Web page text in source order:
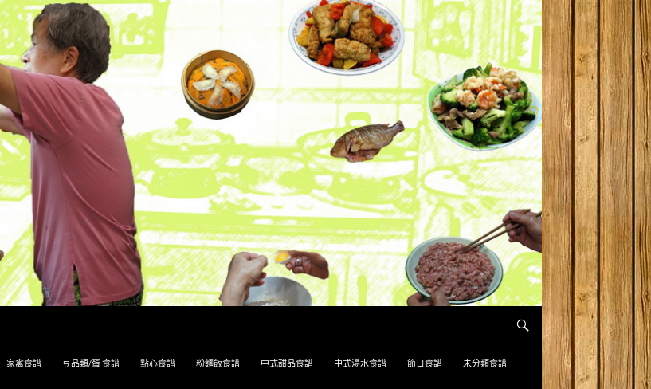
家禽食譜 豆品類/蛋 食譜 點心食譜 粉麵飯食譜 中式甜品食譜 中式湯水食譜 節日食譜 未分類食譜